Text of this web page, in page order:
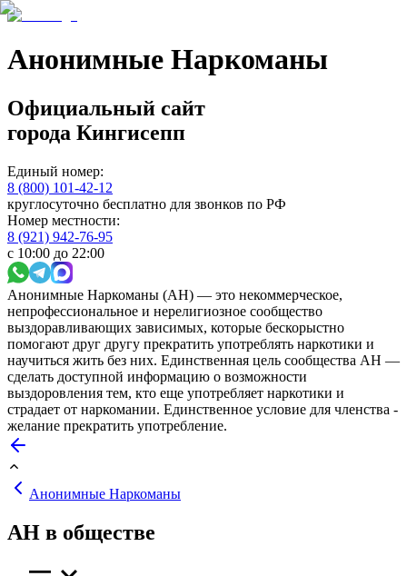
Анонимные Наркоманы
Официальный сайт
города Кингисепп
Единый номер:
8 (800) 101-42-12
круглосуточно бесплатно для звонков по РФ
Номер местности:
8 (921) 942-76-95
с 10:00 до 22:00
Анонимные Наркоманы (АН) — это некоммерческое,
непрофессиональное и нерелигиозное сообщество
выздоравливающих зависимых, которые бескорыстно
помогают друг другу прекратить употреблять наркотики и
научиться жить без них. Единственная цель сообщества АН —
сделать доступной информацию о возможности
выздоровления тем, кто еще употребляет наркотики и
страдает от наркомании. Единственное условие для членства -
желание прекратить употребление.
Анонимные Наркоманы
АН в обществе